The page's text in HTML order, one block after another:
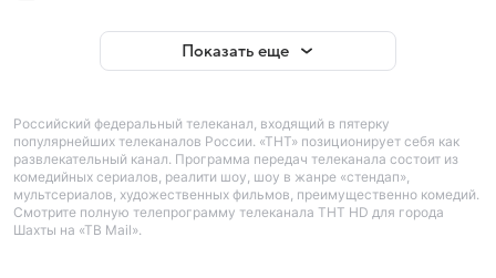
Показать еще
Российский федеральный телеканал, входящий в пятерку
популярнейших телеканалов России. «ТНТ» позиционирует себя как
развлекательный канал. Программа передач телеканала состоит из
комедийных сериалов, реалити шоу, шоу в жанре «стендап»,
мультсериалов, художественных фильмов, преимущественно комедий.
Смотрите полную телепрограмму телеканала ТНТ HD для города
Шахты на «ТВ Mail».